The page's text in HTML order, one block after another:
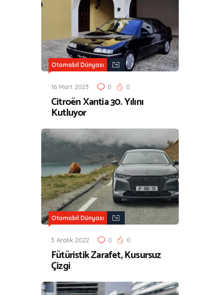
Otomobil Dünyası
16 Mart 2023 0 0
Citroën Xantia 30. Yılını
Kutluyor
Otomobil Dünyası
3 Aralık 2022 0 0
Fütüristik Zarafet, Kusursuz
Çizgi